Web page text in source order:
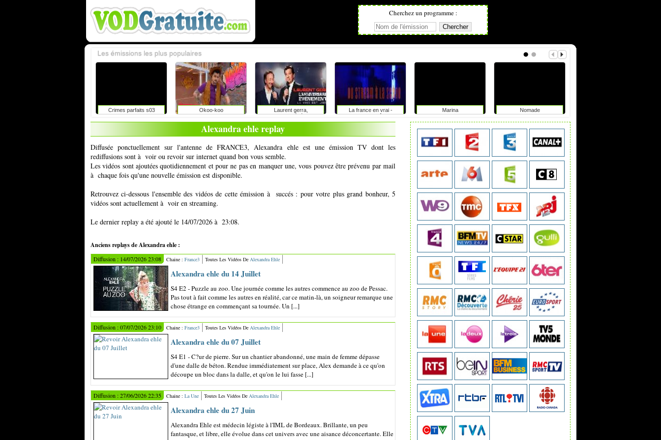
Cherchez un programme :
Crimes parfaits s03 Okoo-koo
Laurent gerra,
l'anniversaire-événement
La france en vrai -
provence alpes côte d'azur
Marina Nomade
Les émissions les plus populaires
Alexandra ehle replay
Diffusée ponctuellement sur l'antenne de FRANCE3, Alexandra ehle est une émission TV dont les
rediffusions sont à voir ou revoir sur internet quand bon vous semble.
Les vidéos sont ajoutées quotidiennement et pour ne pas en manquer une, vous pouvez être prévenu par mail
à chaque fois qu'une nouvelle émission est disponible.
Retrouvez ci-dessous l'ensemble des vidéos de cette émission à succés : pour votre plus grand bonheur, 5
vidéos sont actuellement à voir en streaming.
Le dernier replay a été ajouté le 14/07/2026 à 23:08.
Anciens replays de Alexandra ehle :
Diffusion : 14/07/2026 23:08 Chaine : France3 Toutes Les Vidéos De Alexandra Ehle
Alexandra ehle du 14 Juillet
S4 E2 - Puzzle au zoo. Une journée comme les autres commence au zoo de Pessac.
Pas tout à fait comme les autres en réalité, car ce matin-là, un soigneur remarque une
chose étrange en commençant sa tournée. Un [...]
Diffusion : 07/07/2026 23:10 Chaine : France3 Toutes Les Vidéos De Alexandra Ehle
Alexandra ehle du 07 Juillet
S4 E1 - C?ur de pierre. Sur un chantier abandonné, une main de femme dépasse
d'une dalle de béton. Rendue immédiatement sur place, Alex demande à ce qu'on
découpe un bloc dans la dalle, et qu'on le lui fasse [...]
Diffusion : 27/06/2026 22:35 Chaine : La Une Toutes Les Vidéos De Alexandra Ehle
Alexandra ehle du 27 Juin
Alexandra Ehle est médecin légiste à l'IML de Bordeaux. Brillante, un peu
fantasque, et libre, elle évolue dans cet univers avec une aisance déconcertante. Elle